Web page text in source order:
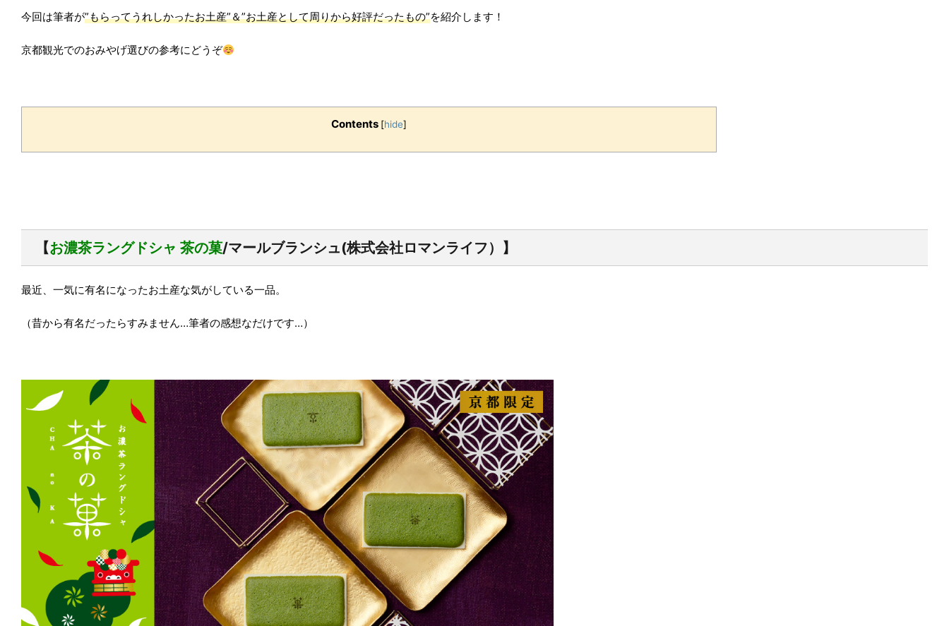
今回は筆者が”もらってうれしかったお土産”＆”お土産として周りから好評だったもの”を紹介します！
京都観光でのおみやげ選びの参考にどうぞ
Contents [hide]
【お濃茶ラングドシャ 茶の菓/マールブランシュ(株式会社ロマンライフ）】
最近、一気に有名になったお土産な気がしている一品。
（昔から有名だったらすみません…筆者の感想なだけです…）